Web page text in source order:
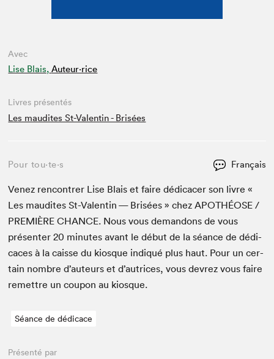
Avec
Lise Blais, Auteur·rice
Livres présentés
Les maudites St-Valentin - Brisées
Pour tou⋅te⋅s Français
Venez ren­con­tr­er Lise Blais et faire dédi­cac­er son livre «
Les mau­dites St-Valentin — Brisées » chezAPOTHÉOSE /
PRE­MIÈRE CHANCE. Nous vous deman­dons de vous
présen­ter20 min­utes avant le début de la séance de dédi­
caces à la caisse du kiosque indiqué plus haut. Pour un cer­
tain nom­bre d’auteurs et d’autrices, vous devrez vous faire
remet­tre un coupon au kiosque.
Séance de dédicace
Présenté par